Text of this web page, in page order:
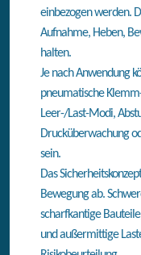
einbezogen werden.
Aufnahme, Heben,
halten.
Je nach Anwendung
pneumatische
Leer-/Last-Modi,
Drucküberwachung
sein.
Das
Bewegung ab.
scharfkantige
und außermittige